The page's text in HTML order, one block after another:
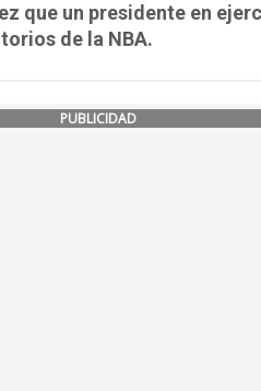
que un presidente en
de la NBA.
PUBLICIDAD